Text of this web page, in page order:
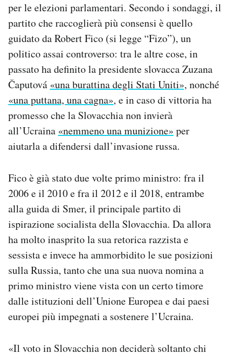
Area Personale
Newsletter
Notifiche mobile
Regala il Post
Hai bisogno di aiuto?
Esci
per le elezioni parlamentari. Secondo i sondaggi, il
partito che raccoglierà più consensi è quello
guidato da Robert Fico (si legge “Fizo”), un
politico assai controverso: tra le altre cose, in
passato ha definito la presidente slovacca Zuzana
Čaputová «una burattina degli Stati Uniti», nonché
«una puttana, una cagna», e in caso di vittoria ha
promesso che la Slovacchia non invierà
all’Ucraina «nemmeno una munizione» per
aiutarla a difendersi dall’invasione russa.
Fico è già stato due volte primo ministro: fra il
2006 e il 2010 e fra il 2012 e il 2018, entrambe
alla guida di Smer, il principale partito di
ispirazione socialista della Slovacchia. Da allora
ha molto inasprito la sua retorica razzista e
sessista e invece ha ammorbidito le sue posizioni
sulla Russia, tanto che una sua nuova nomina a
primo ministro viene vista con un certo timore
dalle istituzioni dell’Unione Europea e dai paesi
europei più impegnati a sostenere l’Ucraina.
«Il voto in Slovacchia non deciderà soltanto chi